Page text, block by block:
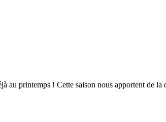
printemps ! Cette saison nous apportent de